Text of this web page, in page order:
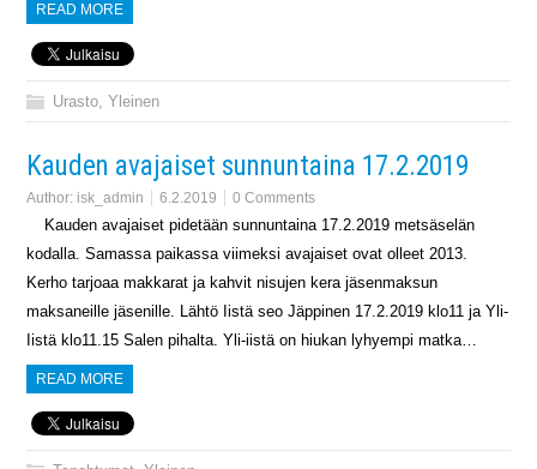
READ MORE
Urasto,Yleinen
Kauden avajaiset sunnuntaina 17.2.2019
Author: isk_admin 6.2.2019 0 Comments
Kauden avajaiset pidetään sunnuntaina 17.2.2019 metsäselän
kodalla. Samassa paikassa viimeksi avajaiset ovat olleet 2013.
Kerho tarjoaa makkarat ja kahvit nisujen kera jäsenmaksun
maksaneille jäsenille. Lähtö Iistä seo Jäppinen 17.2.2019 klo11 ja Yli-
Iistä klo11.15 Salen pihalta. Yli-iistä on hiukan lyhyempi matka…
READ MORE